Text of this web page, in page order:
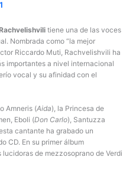
tiene una de las voces
Nombrada como “la mejor
Riccardo Muti, Rachvelishvili ha
importantes a nivel internacional
vocal y su afinidad con el
Amneris (Aida), la Princesa de
Eboli (Don Carlo), Santuzza
cantante ha grabado un
CD. En su primer álbum
de mezzosoprano de Verdi